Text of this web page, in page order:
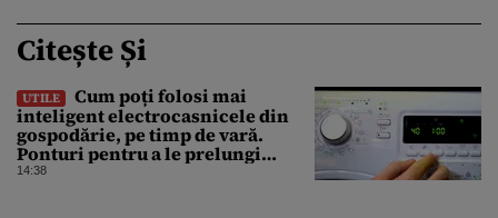
Citește Și
UTILE
Cum poți folosi mai
inteligent electrocasnicele din
gospodărie, pe timp de vară.
Ponturi pentru a le prelungi
durata de viață
14:38